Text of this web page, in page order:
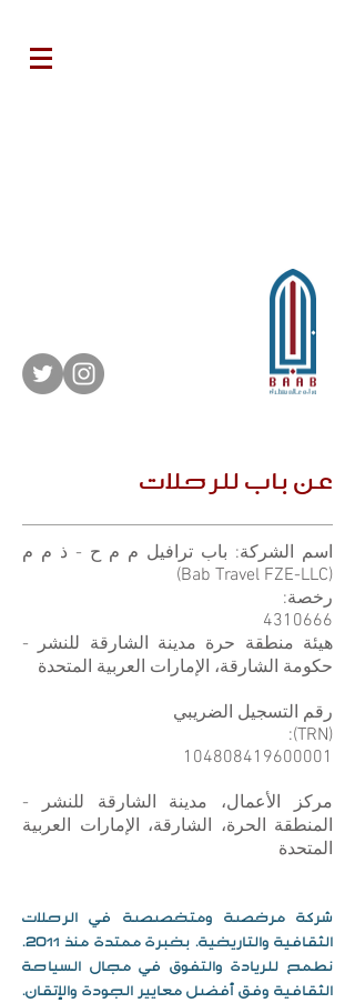
عن باب للرحلات
اسم الشركة: باب ترافيل م م ح - ذ م م
(Bab Travel FZE-LLC)
رخصة:
4310666
هيئة منطقة حرة مدينة الشارقة للنشر -
حكومة الشارقة، الإمارات العربية المتحدة
رقم التسجيل الضريبي
(TRN):
104808419600001
مركز الأعمال، مدينة الشارقة للنشر -
المنطقة الحرة، الشارقة، الإمارات العربية
المتحدة
شركة مرخصة ومتخصصة في الرحلات
الثقافية والتاريخية. بخبرة ممتدة منذ 2011.
نطمح للريادة والتفوق في مجال السياحة
الثقافية وفق أفضل معايير الجودة والإتقان.